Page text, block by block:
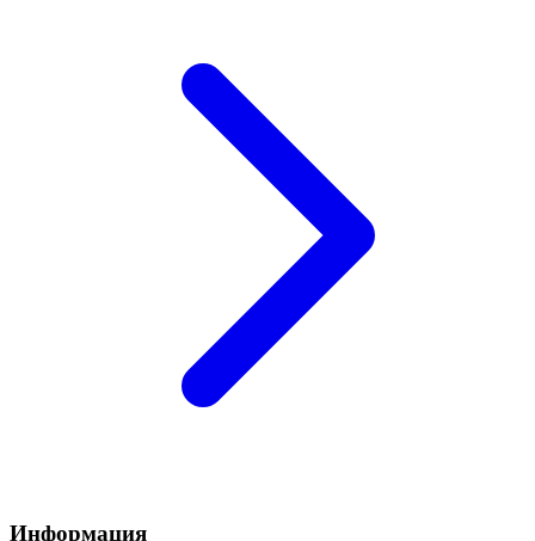
Информация